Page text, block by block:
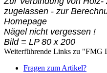
zugelassen - zur
Homepage
Nägel nicht vergessen !
Bild = LP 80 x 200
Weiterführende Links zu "FMG
Fragen zum Artikel?